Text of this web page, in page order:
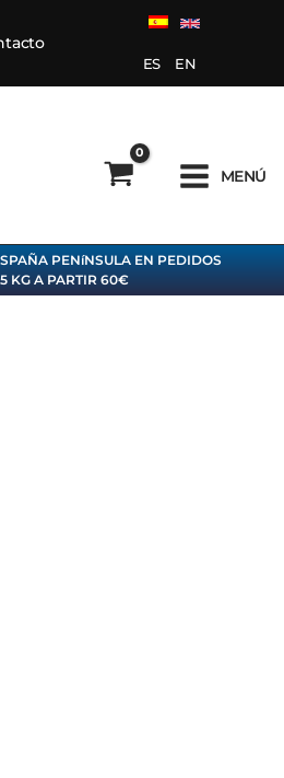
ES EN
MENÚ
PENíNSULA EN PEDIDOS
KG A PARTIR 60€